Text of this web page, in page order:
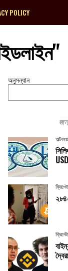
POLICY
অনুসন্ধান